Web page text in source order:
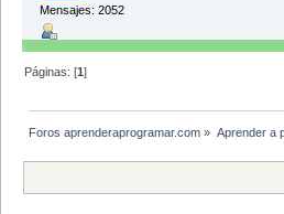
Mensajes: 2052
Páginas: [1]
Foros aprenderaprogramar.com » Aprender a